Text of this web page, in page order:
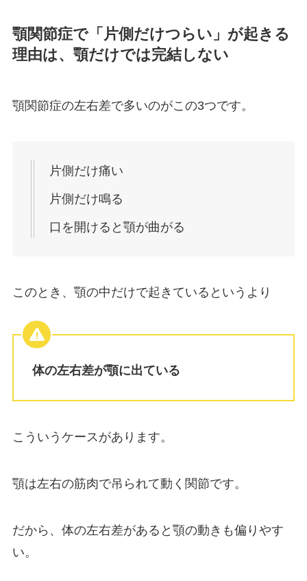
顎関節症で「片側だけつらい」が起きる
理由は、顎だけでは完結しない
顎関節症の左右差で多いのがこの3つです。
片側だけ痛い
片側だけ鳴る
口を開けると顎が曲がる
このとき、顎の中だけで起きているというより
体の左右差が顎に出ている
こういうケースがあります。
顎は左右の筋肉で吊られて動く関節です。
だから、体の左右差があると顎の動きも偏りやす
い。